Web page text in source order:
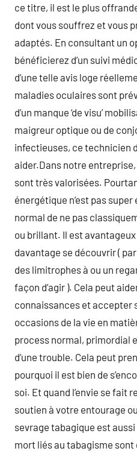
ce titre, il est le plus
dont vous souffrez et vous
adaptés. En consultant un
bénéficierez d’un suivi
d’une telle avis loge
maladies oculaires sont
d’un manque ‘de visu’
maigreur optique ou de
infectieuses, ce technicien
aider.Dans notre
sont très valorisées.
énergétique n’est pas
normal de ne pas
ou brillant. Il est
davantage se découvrir (
des limitrophes à ou un
façon d’agir ). Cela peut
connaissances et accepter
occasions de la vie en
process normal, primordial
d’une trouble. Cela peut
pourquoi il est bien de
soi. Et quand l’envie se fait
soutien à votre entourage
sevrage tabagique est
mort liés au tabagisme sont